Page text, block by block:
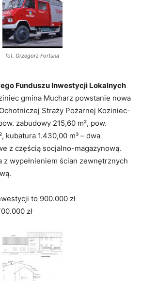
fot. Grzegorz Fortuna
Funduszu Inwestycji Lokalnych
gmina Mucharz powstanie nowa
Straży Pożarnej Koziniec-
zabudowy 215,60 m², pow.
kubatura 1.430,00 m³ – dwa
z częścią socjalno-magazynową.
z wypełnieniem ścian zewnętrznych
to 900.000 zł
zł